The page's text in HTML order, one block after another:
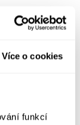
Více o cookies
funkcí